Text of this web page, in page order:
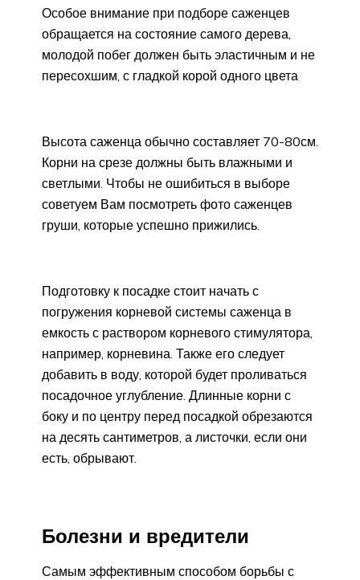
Особое внимание при подборе саженцев
обращается на состояние самого дерева,
молодой побег должен быть эластичным и не
пересохшим, с гладкой корой одного цвета
Высота саженца обычно составляет 70-80см.
Корни на срезе должны быть влажными и
светлыми. Чтобы не ошибиться в выборе
советуем Вам посмотреть фото саженцев
груши, которые успешно прижились.
Подготовку к посадке стоит начать с
погружения корневой системы саженца в
емкость с раствором корневого стимулятора,
например, корневина. Также его следует
добавить в воду, которой будет проливаться
посадочное углубление. Длинные корни с
боку и по центру перед посадкой обрезаются
на десять сантиметров, а листочки, если они
есть, обрывают.
Болезни и вредители
Самым эффективным способом борьбы с